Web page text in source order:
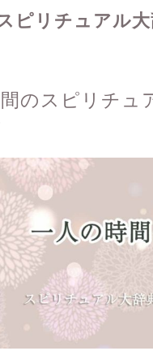
ピリチュアル
のスピリチュ